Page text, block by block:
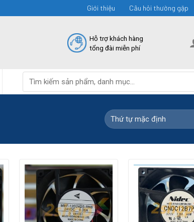
Giới thiệu Câu hỏi thường gặp
Hỗ trợ khách hàng
tổng đài miễn phí
kiếm: